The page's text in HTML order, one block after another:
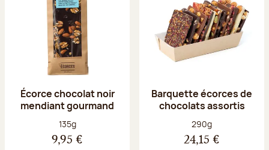
Écorce chocolat noir
mendiant gourmand
Poids net :
135g
9,95 €
Barquette écorces de
chocolats assortis
Poids net :
290g
24,15 €